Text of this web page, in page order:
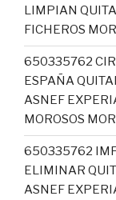
LIMPIAN
FICHEROS
650335762
ESPAÑA
ASNEF
MOROSOS
650335762
ELIMINAR
ASNEF